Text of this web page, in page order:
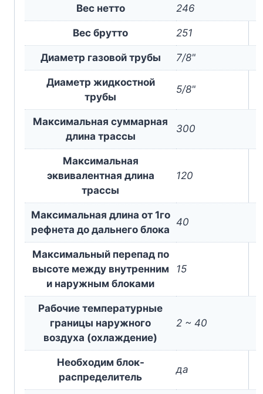
Вес нетто 246
Вес брутто 251
Диаметр газовой трубы 7/8"
Диаметр жидкостной
трубы
5/8"
Максимальная суммарная
длина трассы
300
Максимальная
эквивалентная длина
трассы
120
Максимальная длина от 1го
рефнета до дальнего блока
40
Максимальный перепад по
высоте между внутренним
и наружным блоками
15
Рабочие температурные
границы наружного
воздуха (охлаждение)
2 ~ 40
Необходим блок-
раcпределитель
да